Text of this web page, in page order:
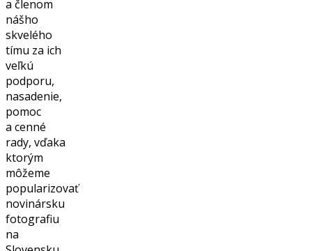
a členom
nášho
skvelého
tímu za ich
veľkú
podporu,
nasadenie,
pomoc
a cenné
rady, vďaka
ktorým
môžeme
popularizovať
novinársku
fotografiu
na